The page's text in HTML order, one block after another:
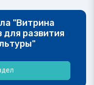
"Витрина
для развития